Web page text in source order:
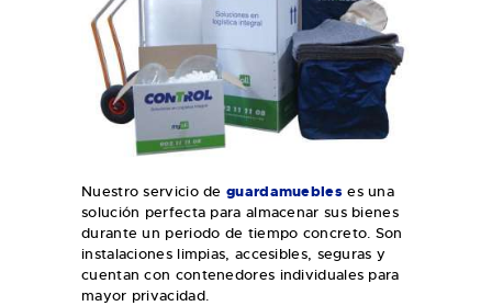
Nuestro servicio de guardamuebleses una
solución perfecta para almacenar sus bienes
durante un periodo de tiempo concreto. Son
instalaciones limpias, accesibles, seguras y
cuentan con contenedores individuales para
mayor privacidad.